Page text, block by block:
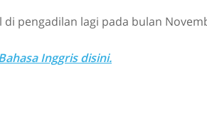
pengadilan lagi pada bulan
Inggris disini.